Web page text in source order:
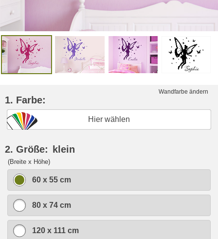
Wandfarbe ändern
1. Farbe:
Hier wählen
2. Größe: klein
(Breite x Höhe)
60 x 55 cm
80 x 74 cm
120 x 111 cm